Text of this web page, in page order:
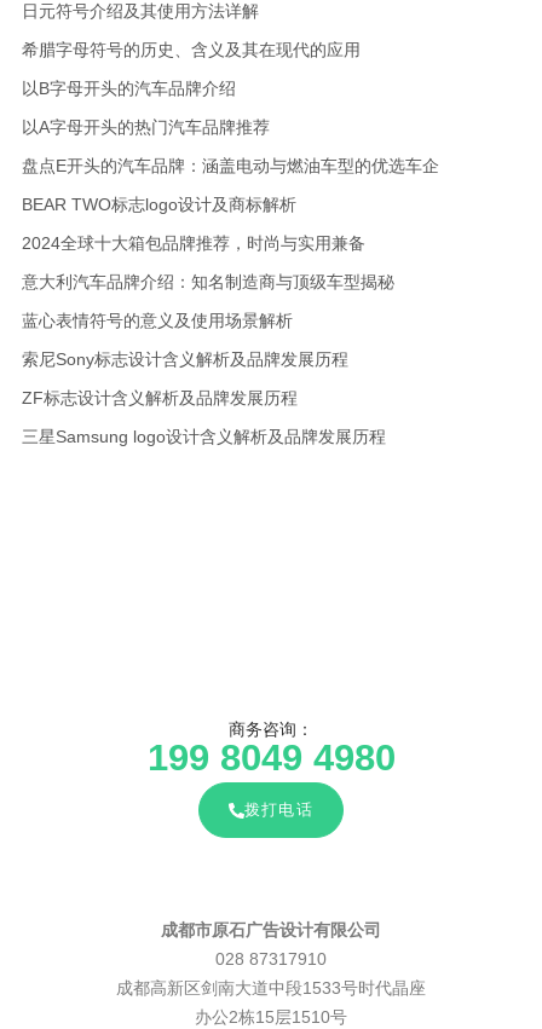
日元符号介绍及其使用方法详解
希腊字母符号的历史、含义及其在现代的应用
以B字母开头的汽车品牌介绍
以A字母开头的热门汽车品牌推荐
盘点E开头的汽车品牌：涵盖电动与燃油车型的优选车企
BEAR TWO标志logo设计及商标解析
2024全球十大箱包品牌推荐，时尚与实用兼备
意大利汽车品牌介绍：知名制造商与顶级车型揭秘
蓝心表情符号的意义及使用场景解析
索尼Sony标志设计含义解析及品牌发展历程
ZF标志设计含义解析及品牌发展历程
三星Samsung logo设计含义解析及品牌发展历程
商务咨询：
199 8049 4980
拨打电话
成都市原石广告设计有限公司
028 87317910
成都高新区剑南大道中段1533号时代晶座
办公2栋15层1510号